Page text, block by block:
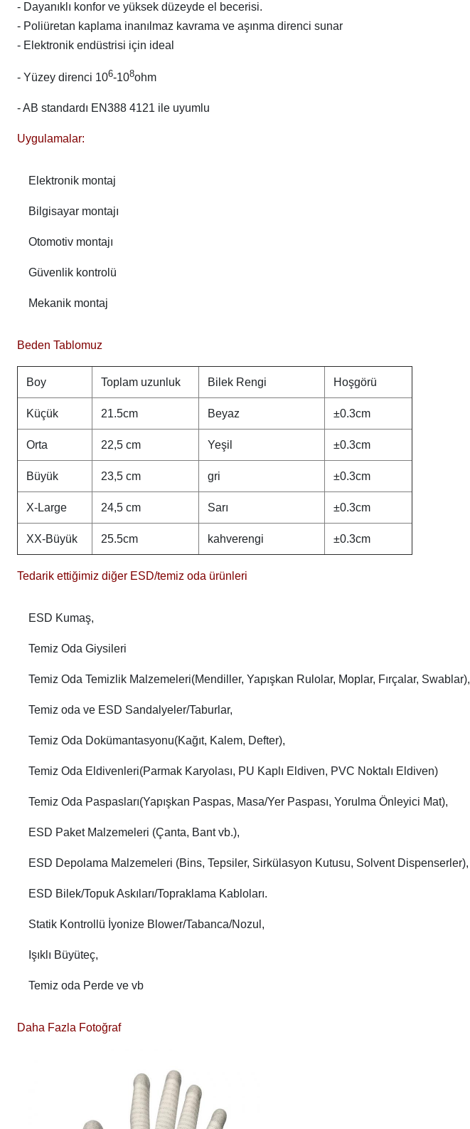
- Dayanıklı konfor ve yüksek düzeyde el becerisi.
- Poliüretan kaplama inanılmaz kavrama ve aşınma direnci sunar
- Elektronik endüstrisi için ideal
- Yüzey direnci 106-108ohm
- AB standardı EN388 4121 ile uyumlu
Uygulamalar:
Elektronik montaj
Bilgisayar montajı
Otomotiv montajı
Güvenlik kontrolü
Mekanik montaj
Beden Tablomuz
Boy Toplam uzunluk Bilek Rengi Hoşgörü
Küçük 21.5cm Beyaz ±0.3cm
Orta 22,5 cm Yeşil ±0.3cm
Büyük 23,5 cm gri ±0.3cm
X-Large 24,5 cm Sarı ±0.3cm
XX-Büyük 25.5cm kahverengi ±0.3cm
Tedarik ettiğimiz diğer ESD/temiz oda ürünleri
ESD Kumaş,
Temiz Oda Giysileri
Temiz Oda Temizlik Malzemeleri(Mendiller, Yapışkan Rulolar, Moplar, Fırçalar, Swablar),
Temiz oda ve ESD Sandalyeler/Taburlar,
Temiz Oda Dokümantasyonu(Kağıt, Kalem, Defter),
Temiz Oda Eldivenleri(Parmak Karyolası, PU Kaplı Eldiven, PVC Noktalı Eldiven)
Temiz Oda Paspasları(Yapışkan Paspas, Masa/Yer Paspası, Yorulma Önleyici Mat),
ESD Paket Malzemeleri (Çanta, Bant vb.),
ESD Depolama Malzemeleri (Bins, Tepsiler, Sirkülasyon Kutusu, Solvent Dispenserler),
ESD Bilek/Topuk Askıları/Topraklama Kabloları.
Statik Kontrollü İyonize Blower/Tabanca/Nozul,
Işıklı Büyüteç,
Temiz oda Perde ve vb
Daha Fazla Fotoğraf